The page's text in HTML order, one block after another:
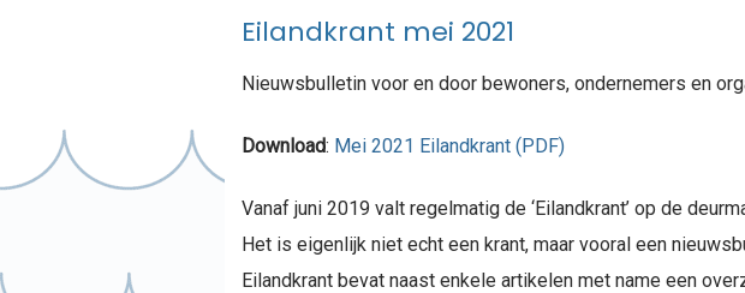
Eilandkrant mei 2021
Nieuwsbulletin voor en door bewoners, ondernemers en
Download: Mei 2021 Eilandkrant (PDF)
Vanaf juni 2019 valt regelmatig de ‘Eilandkrant’ op de
Het is eigenlijk niet echt een krant, maar vooral een
Eilandkrant bevat naast enkele artikelen met name een